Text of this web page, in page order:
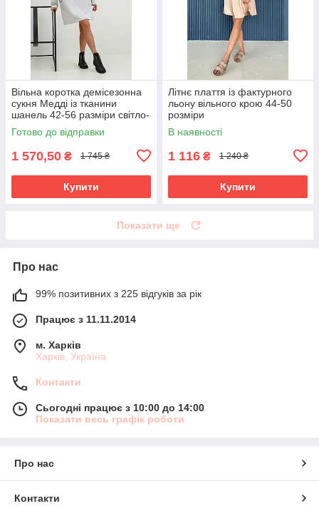
Вільна коротка демісезонна
сукня Медді із тканини
шанель 42-56 разміри світло-
сіра
Готово до відправки
1 570,50 ₴ 1 745 ₴
Купити
Літнє плаття із фактурного
льону вільного крою 44-50
розміри
В наявності
1 116 ₴ 1 240 ₴
Купити
Показати ще
Про нас
99% позитивних з 225 відгуків за рік
Працює з 11.11.2014
м. Харків
Харків, Україна
Контакти
Сьогодні працює з 10:00 до 14:00
Показати весь графік роботи
Про нас
Контакти